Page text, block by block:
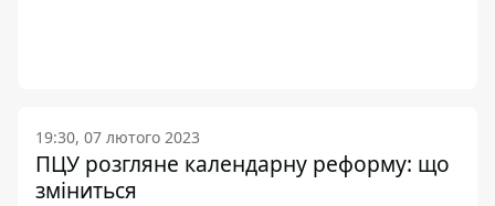
19:30, 07 лютого 2023
ПЦУ розгляне календарну реформу: що
зміниться